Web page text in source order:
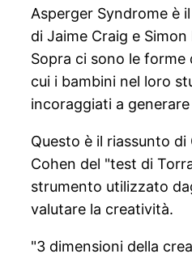
Asperger Syndrome è
di Jaime Craig e
Sopra ci sono le forme
cui i bambini nel loro
incoraggiati a generare
Questo è il riassunto di
Cohen del "test di
strumento utilizzato
valutare la creatività.
"3 dimensioni della